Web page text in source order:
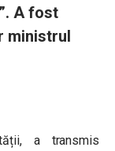
A fost
ministrul
a transmis